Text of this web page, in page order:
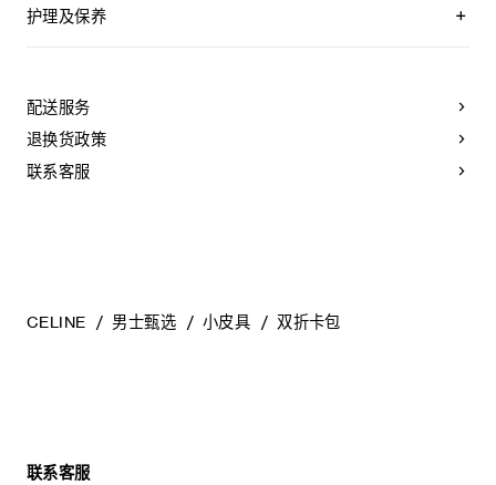
护理及保养
建议您：
- 防止潮湿；避免接触液体、护手霜、洗手液、化妆品及香水。
如果您的手袋不慎接触到水或上述物质，请用干燥且不带绒毛
配送服务
退换货政策
联系客服
CELINE 男士甄选 小皮具 双折卡包
联系客服